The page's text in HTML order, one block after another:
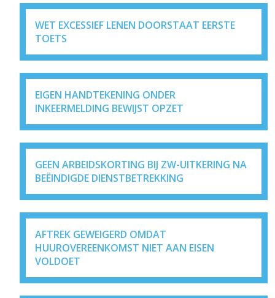
WET EXCESSIEF LENEN DOORSTAAT EERSTE
TOETS
EIGEN HANDTEKENING ONDER
INKEERMELDING BEWIJST OPZET
GEEN ARBEIDSKORTING BIJ ZW-UITKERING NA
BEËINDIGDE DIENSTBETREKKING
AFTREK GEWEIGERD OMDAT
HUUROVEREENKOMST NIET AAN EISEN
VOLDOET